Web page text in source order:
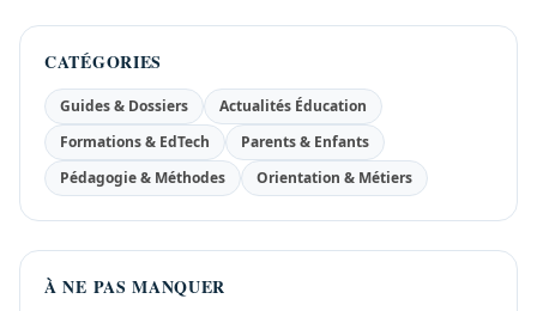
CATÉGORIES
Guides & Dossiers
Actualités Éducation
Formations & EdTech
Parents & Enfants
Pédagogie & Méthodes
Orientation & Métiers
À NE PAS MANQUER